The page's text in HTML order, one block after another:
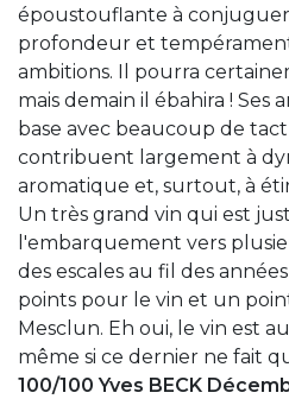
époustouflante à
profondeur et
ambitions. Il pourra
mais demain il ébahira ! Ses
base avec beaucoup de
contribuent largement à
aromatique et, surtout, à
Un très grand vin qui est
l'embarquement vers
des escales au fil des
points pour le vin et un
Mesclun. Eh oui, le vin est
même si ce dernier ne fait
100/100 Yves BECK